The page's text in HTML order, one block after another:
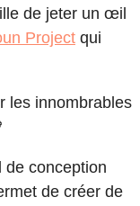
de jeter un œil
Project qui
les innombrables
de conception
de créer de